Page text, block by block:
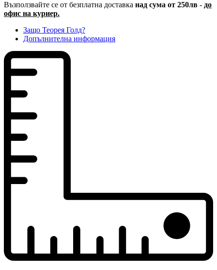
Възползвайте се от безплатна доставка над сума от 250лв - до
офис на куриер.
Защо Теорея Голд?
Допълнителна информация